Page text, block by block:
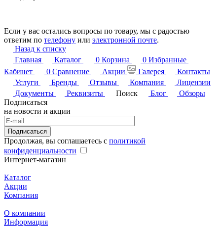
Если у вас остались вопросы по товару, мы с радостью
ответим по телефону или электронной почте.
Назад к списку
Главная
Каталог 0 Корзина 0 Избранные
Кабинет
0 Сравнение Акции Галерея
Контакты
Услуги
Бренды Отзывы Компания
Лицензии
Документы
Реквизиты Поиск Блог
Обзоры
Подписаться
на новости и акции
Подписаться
Продолжая, вы соглашаетесь с политикой
конфиденциальности
Интернет-магазин
Каталог
Акции
Компания
О компании
Информация